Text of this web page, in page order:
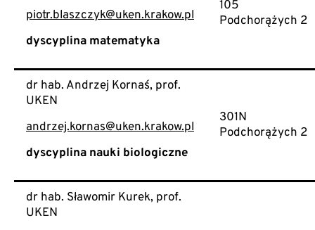
piotr.blaszczyk@uken.krakow.pl
dyscyplina matematyka
105
Podchorążych 2
dr hab. Andrzej Kornaś, prof.
UKEN
andrzej.kornas@uken.krakow.pl
dyscyplina nauki biologiczne
301N
Podchorążych 2
dr hab. Sławomir Kurek, prof.
UKEN